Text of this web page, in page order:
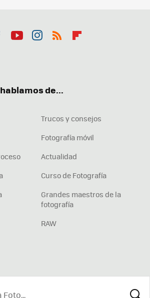
de...
Trucos y consejos
Fotografía móvil
Actualidad
Curso de Fotografía
Grandes maestros de la
fotografía
RAW